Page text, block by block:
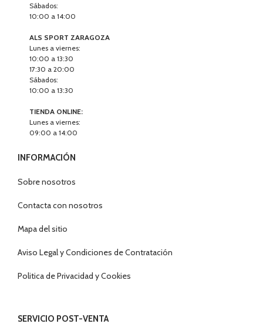
Sábados:
10:00 a 14:00
ALS SPORT ZARAGOZA
Lunes a viernes:
10:00 a 13:30
17:30 a 20:00
Sábados:
10:00 a 13:30
TIENDA ONLINE:
Lunes a viernes:
09:00 a 14:00
INFORMACIÓN
Sobre nosotros
Contacta con nosotros
Mapa del sitio
Aviso Legal y Condiciones de Contratación
Politica de Privacidad y Cookies
SERVICIO POST-VENTA